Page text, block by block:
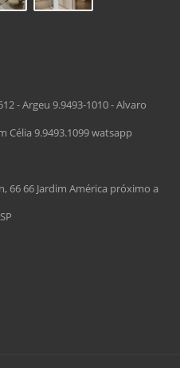
- Argeu 9.9493-1010 - Alvaro
Célia 9.9493.1099 watsapp
66 66 Jardim América próximo a